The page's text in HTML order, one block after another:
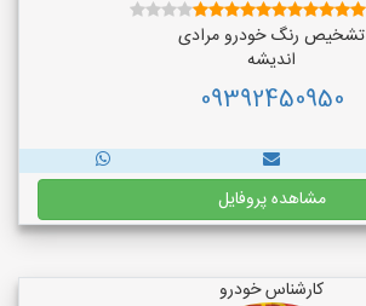
تشخیص رنگ خودرو مرادی
اندیشه
09392450950
مشاهده پروفایل
کارشناس خودرو